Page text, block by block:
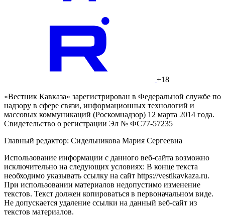
+18
«Вестник Кавказа» зарегистрирован в Федеральной службе по
надзору в сфере связи, информационных технологий и
массовых коммуникаций (Роскомнадзор) 12 марта 2014 года.
Свидетельство о регистрации Эл № ФС77-57235
Главный редактор: Сидельникова Мария Сергеевна
Использование информации с данного веб-сайта возможно
исключительно на следующих условиях: В конце текста
необходимо указывать ссылку на сайт https://vestikavkaza.ru.
При использовании материалов недопустимо изменение
текстов. Текст должен копироваться в первоначальном виде.
Не допускается удаление ссылки на данный веб-сайт из
текстов материалов.